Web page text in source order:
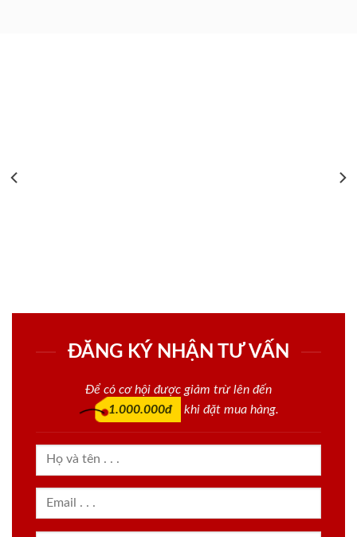
ĐĂNG KÝ NHẬN TƯ VẤN
Để có cơ hội được giảm trừ lên đến
1.000.000đ
khi đặt mua hàng.